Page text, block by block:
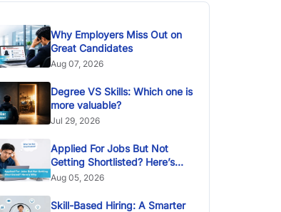
Why Employers Miss Out on
Great Candidates
Aug 07, 2026
Degree VS Skills: Which one is
more valuable?
Jul 29, 2026
Applied For Jobs But Not
Getting Shortlisted? Here’s
Why
Aug 05, 2026
Skill-Based Hiring: A Smarter